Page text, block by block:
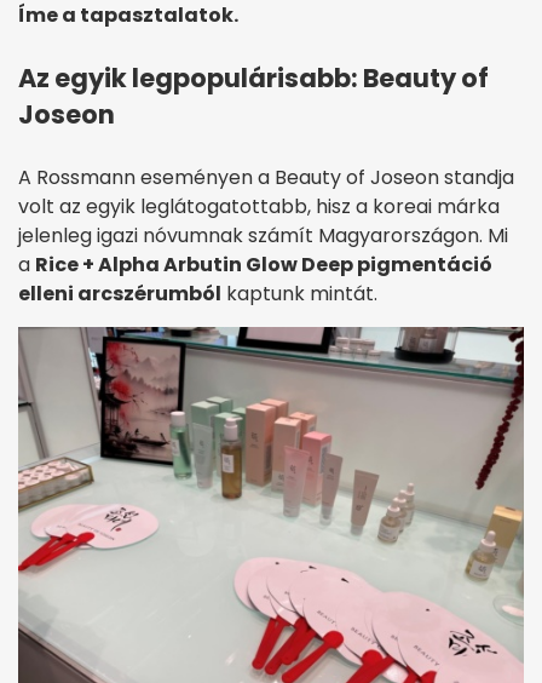
Íme a tapasztalatok.
Az egyik legpopulárisabb: Beauty of
Joseon
A Rossmann eseményen a Beauty of Joseon standja
volt az egyik leglátogatottabb, hisz a koreai márka
jelenleg igazi nóvumnak számít Magyarországon. Mi
a Rice + Alpha Arbutin Glow Deep pigmentáció
elleni arcszérumból kaptunk mintát.